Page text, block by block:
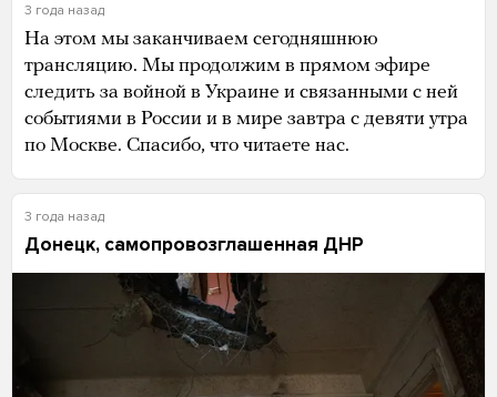
3 года назад
На этом мы заканчиваем сегодняшнюю
трансляцию. Мы продолжим в прямом эфире
следить за войной в Украине и связанными с ней
событиями в России и в мире завтра с девяти утра
по Москве. Спасибо, что читаете нас.
3 года назад
Донецк, самопровозглашенная ДНР